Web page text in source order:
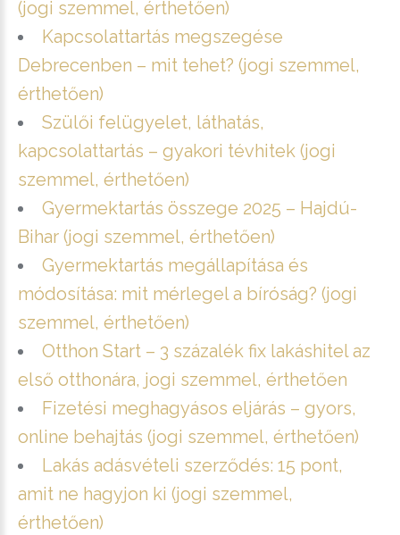
(jogi szemmel, érthetően)
Kapcsolattartás megszegése
Debrecenben – mit tehet? (jogi szemmel,
érthetően)
Szülői felügyelet, láthatás,
kapcsolattartás – gyakori tévhitek (jogi
szemmel, érthetően)
Gyermektartás összege 2025 – Hajdú-
Bihar (jogi szemmel, érthetően)
Gyermektartás megállapítása és
módosítása: mit mérlegel a bíróság? (jogi
szemmel, érthetően)
Otthon Start – 3 százalék fix lakáshitel az
első otthonára, jogi szemmel, érthetően
Fizetési meghagyásos eljárás – gyors,
online behajtás (jogi szemmel, érthetően)
Lakás adásvételi szerződés: 15 pont,
amit ne hagyjon ki (jogi szemmel,
érthetően)